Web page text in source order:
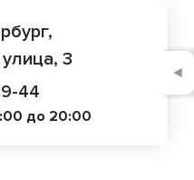
3
44
до 20:00
◄